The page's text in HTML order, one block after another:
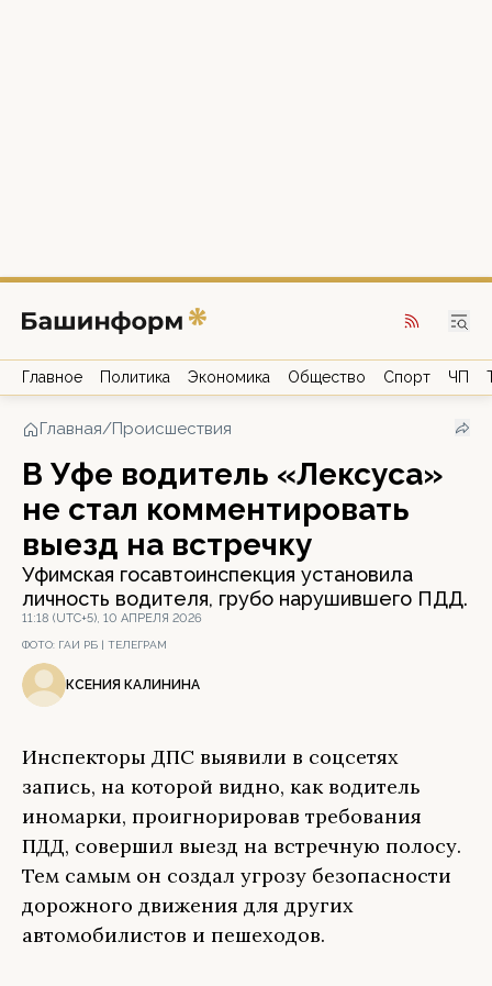
Главное Политика Экономика Общество Спорт ЧП
Главная/Происшествия
В Уфе водитель «Лексуса»
не стал комментировать
выезд на встречку
Уфимская госавтоинспекция установила
личность водителя, грубо нарушившего ПДД.
11:18 (UTC+5), 10 АПРЕЛЯ 2026
ФОТО: ГАИ РБ | ТЕЛЕГРАМ
КСЕНИЯ КАЛИНИНА
Инспекторы ДПС выявили в соцсетях
запись, на которой видно, как водитель
иномарки, проигнорировав требования
ПДД, совершил выезд на встречную полосу.
Тем самым он создал угрозу безопасности
дорожного движения для других
автомобилистов и пешеходов.